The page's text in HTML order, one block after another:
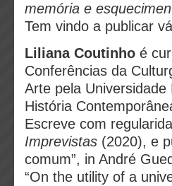
memória e
Tem vindo a publicar
Liliana Coutinho é
Conferências da
Arte pela
História
Escreve com
Imprevistas (2020), e
comum”, in André
“On the utility of a